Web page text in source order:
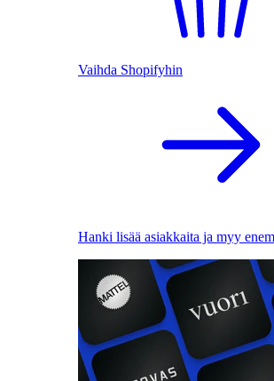
Vaihda Shopifyhin
Hanki lisää asiakkaita ja myy